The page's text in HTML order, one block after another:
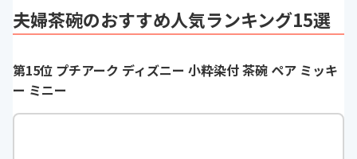
夫婦茶碗のおすすめ人気ランキング15選
第15位 プチアーク ディズニー 小粋染付 茶碗 ペア ミッキ
ー ミニー